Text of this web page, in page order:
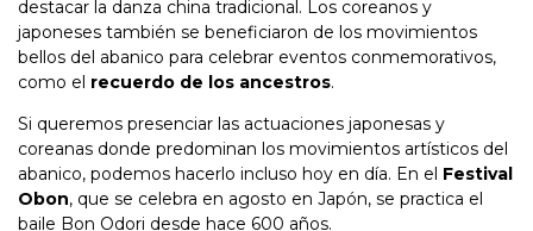
destacar la danza china tradicional. Los coreanos y
japoneses también se beneficiaron de los movimientos
bellos del abanico para celebrar eventos conmemorativos,
como el recuerdo de los ancestros.
Si queremos presenciar las actuaciones japonesas y
coreanas donde predominan los movimientos artísticos del
abanico, podemos hacerlo incluso hoy en día. En el Festival
Obon, que se celebra en agosto en Japón, se practica el
baile Bon Odori desde hace 600 años.